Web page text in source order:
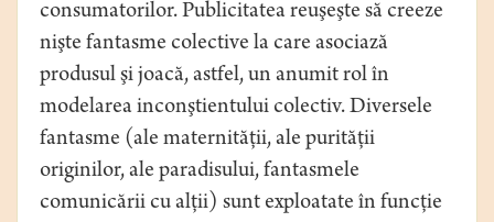
consumatorilor. Publicitatea reuşeşte să creeze
nişte fantasme colective la care asociază
produsul şi joacă, astfel, un anumit rol în
modelarea inconştientului colectiv. Diversele
fantasme (ale maternităţii, ale purităţii
originilor, ale paradisului, fantasmele
comunicării cu alţii) sunt exploatate în funcţie